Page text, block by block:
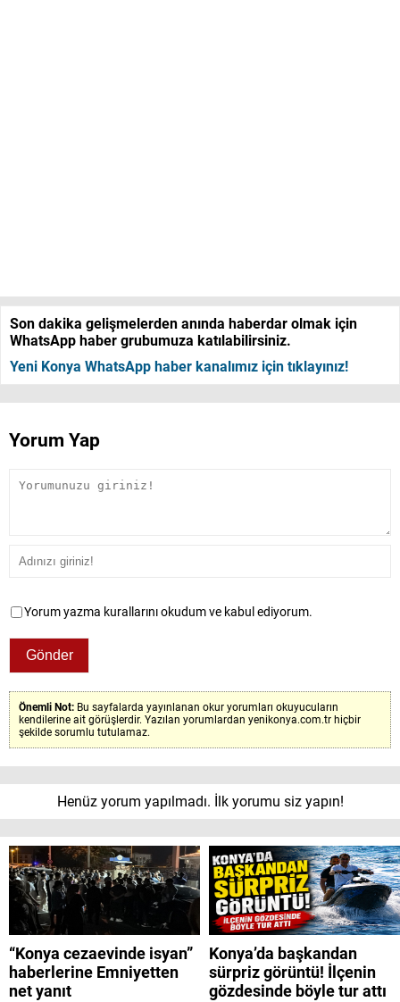
Son dakika gelişmelerden anında haberdar olmak için
WhatsApp haber grubumuza katılabilirsiniz.
Yeni Konya WhatsApp haber kanalımız için tıklayınız!
Yorum Yap
Yorum yazma kurallarını okudum ve kabul ediyorum.
Önemli Not: Bu sayfalarda yayınlanan okur yorumları okuyucuların
kendilerine ait görüşlerdir. Yazılan yorumlardan yenikonya.com.tr hiçbir
şekilde sorumlu tutulamaz.
Henüz yorum yapılmadı. İlk yorumu siz yapın!
“Konya cezaevinde isyan”
haberlerine Emniyetten
net yanıt
Konya’da başkandan
sürpriz görüntü! İlçenin
gözdesinde böyle tur attı